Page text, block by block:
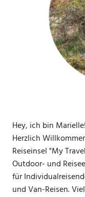
Hey, ich bin Marielle!
Herzlich
Reiseinsel "My
Outdoor- und
für
und Van-Reisen.